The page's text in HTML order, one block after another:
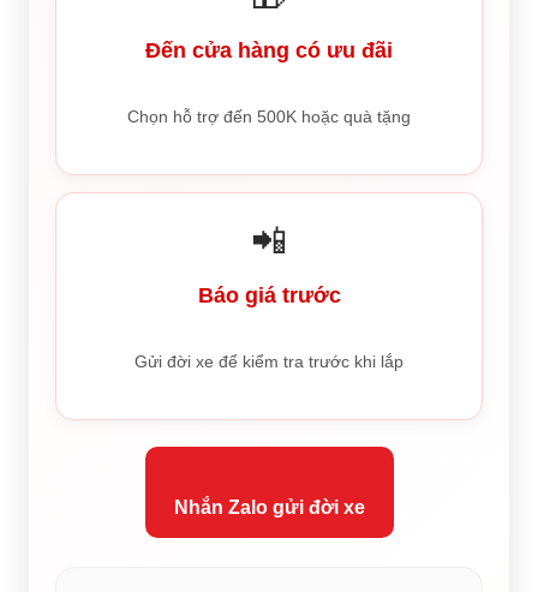
Đến cửa hàng có ưu đãi
Chọn hỗ trợ đến 500K hoặc quà tặng
📲
Báo giá trước
Gửi đời xe để kiểm tra trước khi lắp
Nhắn Zalo gửi đời xe